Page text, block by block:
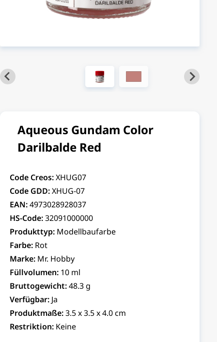
Aqueous Gundam Color
Darilbalde Red
Code Creos:XHUG07
Code GDD:XHUG-07
EAN:4973028928037
HS-Code:32091000000
Produkttyp: Modellbaufarbe
Farbe: Rot
Marke: Mr. Hobby
Füllvolumen: 10 ml
Bruttogewicht:48.3 g
Verfügbar: Ja
Produktmaße:3.5 x 3.5 x 4.0 cm
Restriktion: Keine